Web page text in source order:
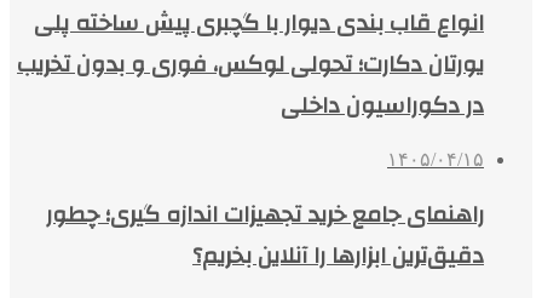
انواع قاب بندی دیوار با گچبری پیش ساخته پلی
یورتان دکارت؛ تحولی لوکس، فوری و بدون تخریب
در دکوراسیون داخلی
۱۴۰۵/۰۴/۱۵
راهنمای جامع خرید تجهیزات اندازه گیری؛ چطور
دقیق‌ترین ابزارها را آنلاین بخریم؟